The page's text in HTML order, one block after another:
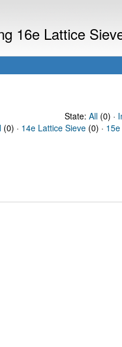
16e Lattice
State: All(0) ·
(0) · 14e Lattice Sieve (0) ·